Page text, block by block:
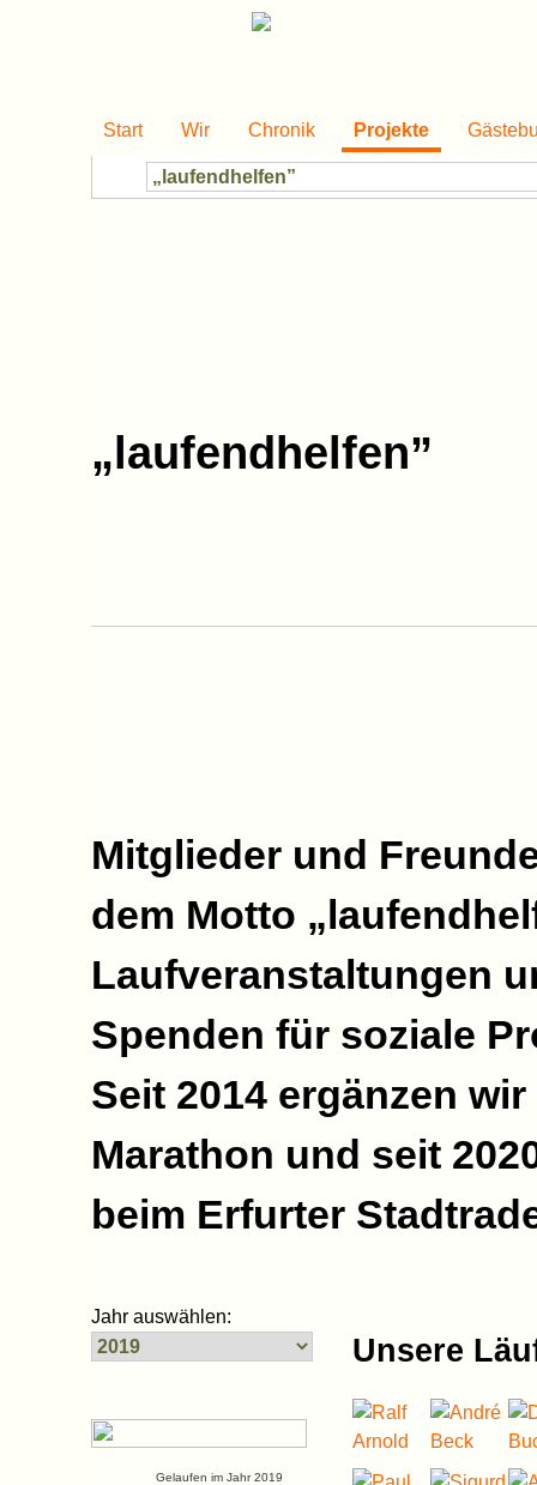
Start Wir Chronik Projekte
„laufendhelfen”
Mitglieder und
dem Motto
Laufveranstaltungen
Spenden für soziale
Seit 2014 ergänzen
Marathon und seit
beim Erfurter
Jahr auswählen:
Gelaufen im Jahr 2019
Unsere